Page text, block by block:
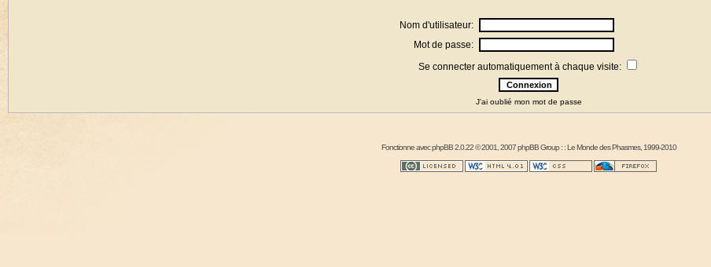
Nom d'utilisateur:
Mot de passe:
Se connecter automatiquement à chaque visite:
J'ai oublié mon mot de passe
Fonctionne avecphpBB2.0.22 © 2001, 2007 phpBB Group : :Le Monde des Phasmes, 1999-2010